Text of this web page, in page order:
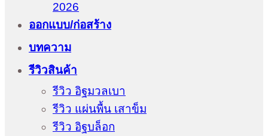
2026
ออกแบบ/ก่อสร้าง
บทความ
รีวิวสินค้า
รีวิว อิฐมวลเบา
รีวิว แผ่นพื้น เสาข็ม
รีวิว อิฐบล็อก